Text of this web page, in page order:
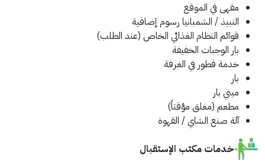
مقهى في الموقع
النبيذ / الشمبانيا رسوم إضافية
قوائم النظام الغذائي الخاص (عند الطلب)
بار الوجبات الخفيفة
خدمة فطور في الغرفة
بار
ميني بار
مطعم (مغلق مؤقتاً)
آلة صنع الشاي / القهوة
خدمات مكتب الإستقبال